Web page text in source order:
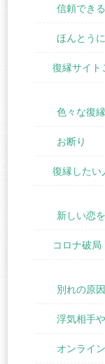
信頼でき
ほんとう
復縁サイト
色々な復
お断り
復縁したい
新しい恋
コロナ破
別れの原
浮気相手
オンライ